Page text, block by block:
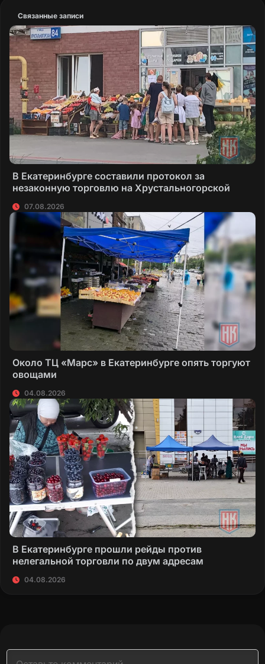
Связанные записи
В Екатеринбурге составили протокол за
незаконную торговлю на Хрустальногорской
07.08.2026
Около ТЦ «Марс» в Екатеринбурге опять торгуют
овощами
04.08.2026
В Екатеринбурге прошли рейды против
нелегальной торговли по двум адресам
04.08.2026